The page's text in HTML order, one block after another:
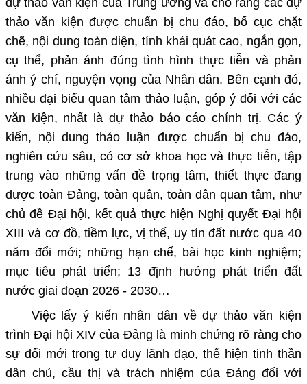
dự thảo văn kiện của Trung ương và cho rằng các dự
thảo văn kiện được chuẩn bị chu đáo, bố cục chặt
chẽ, nội dung toàn diện, tính khái quát cao, ngắn gọn,
cụ thể, phản ánh đúng tình hình thực tiễn và phản
ánh ý chí, nguyện vọng của Nhân dân. Bên cạnh đó,
nhiều đại biểu quan tâm thảo luận, góp ý đối với các
văn kiện, nhất là dự thảo báo cáo chính trị. Các ý
kiến, nội dung thảo luận được chuẩn bị chu đáo,
nghiên cứu sâu, có cơ sở khoa học và thực tiễn, tập
trung vào những vấn đề trọng tâm, thiết thực đang
được toàn Đảng, toàn quân, toàn dân quan tâm, như
chủ đề Đại hội, kết quả thực hiện Nghị quyết Đại hội
XIII và cơ đồ, tiềm lực, vị thế, uy tín đất nước qua 40
năm đổi mới; những hạn chế, bài học kinh nghiệm;
mục tiêu phát triển; 13 định hướng phát triển đất
nước giai đoạn 2026 - 2030…
Việc lấy ý kiến nhân dân về dự thảo văn kiện
trình Đại hội XIV của Đảng là minh chứng rõ ràng cho
sự đổi mới trong tư duy lãnh đạo, thể hiện tinh thần
dân chủ, cầu thị và trách nhiệm của Đảng đối với